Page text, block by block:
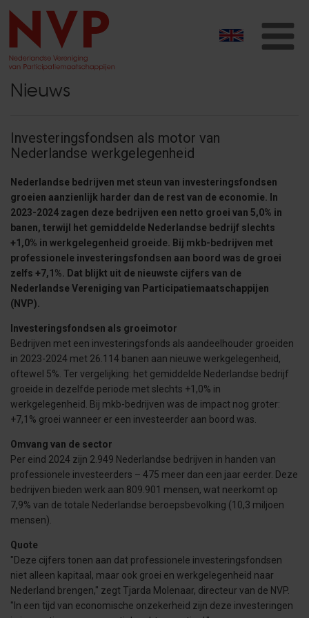
Nieuws
Investeringsfondsen als motor van
Nederlandse werkgelegenheid
Nederlandse bedrijven met steun van investeringsfondsen
groeien aanzienlijk harder dan de rest van de economie. In
2023-2024 zagen deze bedrijven een netto groei van 5,0% in
banen, terwijl het gemiddelde Nederlandse bedrijf slechts
+1,0% in werkgelegenheid groeide. Bij mkb-bedrijven met
professionele investeringsfondsen aan boord was de groei
zelfs +7,1%. Dat blijkt uit de nieuwste cijfers van de
Nederlandse Vereniging van Participatiemaatschappijen
(NVP).
Investeringsfondsen als groeimotor
Bedrijven met een investeringsfonds als aandeelhouder groeiden
in 2023-2024 met 26.114 banen aan nieuwe werkgelegenheid,
oftewel 5%. Ter vergelijking: het gemiddelde Nederlandse bedrijf
groeide in dezelfde periode met slechts +1,0% in
werkgelegenheid. Bij mkb-bedrijven was de impact nog groter:
+7,1% groei wanneer er een investeerder aan boord was.
Omvang van de sector
Per eind 2024 zijn 2.949 Nederlandse bedrijven in handen van
professionele investeerders – 475 meer dan een jaar eerder. Deze
bedrijven bieden werk aan 809.901 mensen, wat neerkomt op
7,9% van de totale Nederlandse beroepsbevolking (10,3 miljoen
mensen).
Quote
"Deze cijfers tonen aan dat professionele investeringsfondsen
niet alleen kapitaal, maar ook groei en werkgelegenheid naar
Nederland brengen," zegt Tjarda Molenaar, directeur van de NVP.
"In een tijd van economische onzekerheid zijn deze investeringen